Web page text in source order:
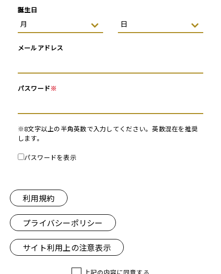
誕生日
メールアドレス
パスワード※
※8文字以上の半角英数で入力してください。英数混在を推奨
します。
パスワードを表示
利用規約
プライバシーポリシー
サイト利用上の注意表示